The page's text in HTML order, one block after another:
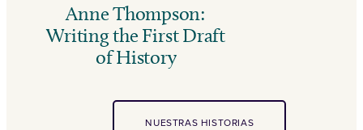
Anne Thompson:
Writing the First Draft
of History
NUESTRAS HISTORIAS